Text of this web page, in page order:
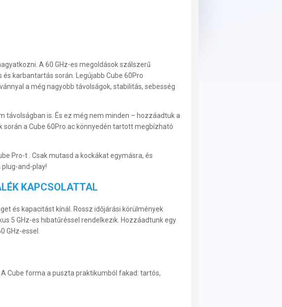
A 60 GHz-es megoldások szálszerű
karbantartás során. Legújabb Cube 60Pro
a még nagyobb távolságok, stabilitás, sebesség
távolságban is. És ez még nem minden – hozzáadtuk a
a Cube 60Pro ac könnyedén tartott megbízható
Pro-t . Csak mutasd a kockákat egymásra, és
and-play!
KAPCSOLATTAL
és kapacitást kínál. Rossz időjárási körülmények
5 GHz-es hibatűréssel rendelkezik. Hozzáadtunk egy
GHz-essel.
Cube forma a puszta praktikumból fakad: tartós,